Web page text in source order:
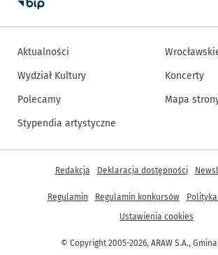
Aktualności
Wydział Kultury
Polecamy
Stypendia artystyczne
Koncerty
Mapa
© Copyright 2005-2026, ARAW S.A.,
Inne informacje
Redakcja Deklaracja dostępności
Regulamin Regulamin konkursów
Ustawienia cookies